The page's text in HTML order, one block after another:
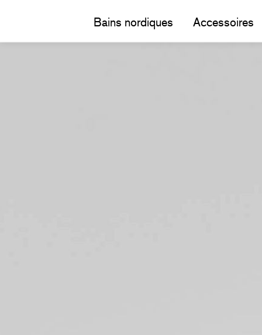
Bains nordiques Accessoires